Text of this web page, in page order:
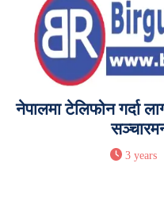
नेपालमा टेलिफोन गर्दा
3 years